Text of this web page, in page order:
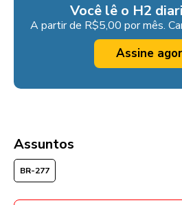
Você lê o H2
A partir de R$5,00 por mês.
Assine
Assuntos
BR-277